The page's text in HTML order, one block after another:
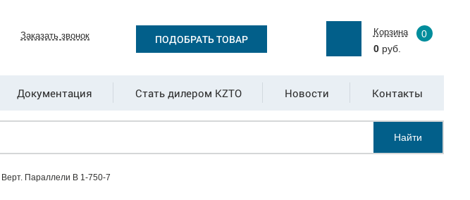
Заказать звонок ПОДОБРАТЬ ТОВАР
Корзина
0
0руб.
Документация Стать дилером KZTO Новости Контакты
Найти
Верт. Параллели В 1-750-7